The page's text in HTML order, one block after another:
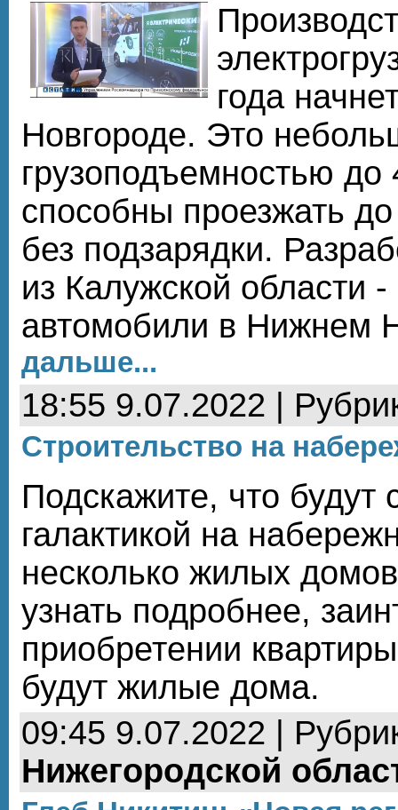
года
Новгороде. Это
грузоподъемностью до
способны проезжать
без подзарядки.
из Калужской области
автомобили в Нижнем
дальше...
18:55 9.07.2022 |
Строительство на
Подскажите, что будут
галактикой на
несколько жилых
узнать подробнее,
приобретении
будут жилые дома.
09:45 9.07.2022 |
Нижегородской